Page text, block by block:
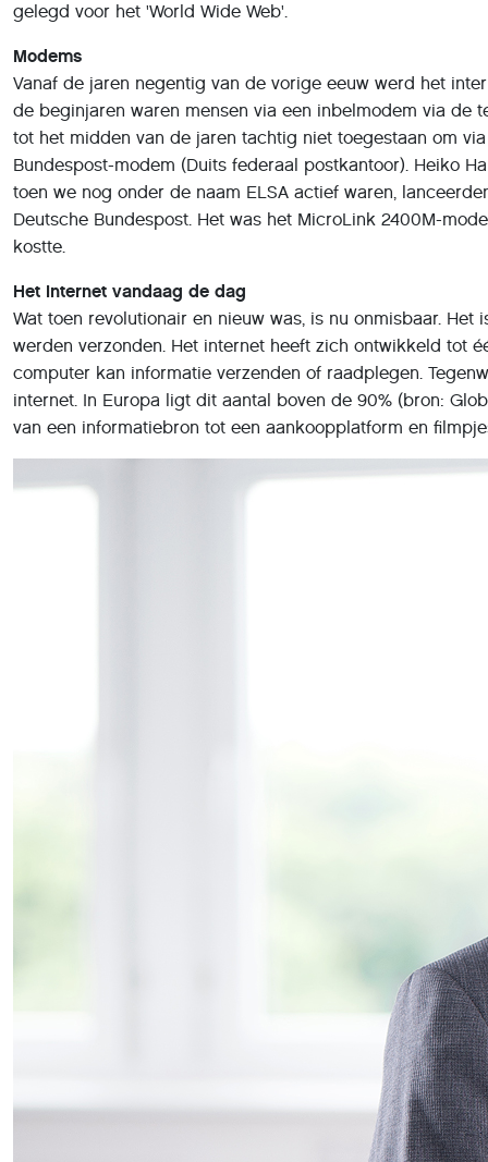
gelegd voor het 'World Wide Web'.
Modems
Vanaf de jaren negentig van de vorige eeuw werd het
de beginjaren waren mensen via een inbelmodem via de
tot het midden van de jaren tachtig niet toegestaan om
Bundespost-modem (Duits federaal postkantoor). Heiko
toen we nog onder de naam ELSA actief waren,
Deutsche Bundespost. Het was het MicroLink 2400M-
kostte.
Het internet vandaag de dag
Wat toen revolutionair en nieuw was, is nu onmisbaar.
werden verzonden. Het internet heeft zich ontwikkeld tot
computer kan informatie verzenden of raadplegen.
internet. In Europa ligt dit aantal boven de 90% (bron:
van een informatiebron tot een aankoopplatform en